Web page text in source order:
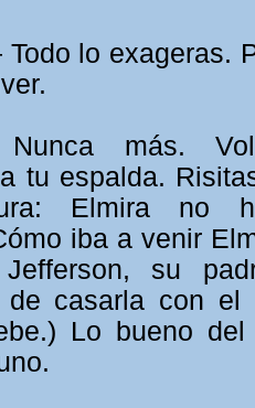
lo exageras.
Nunca más.
tu espalda.
Elmira no
iba a venir
su
de casarla con el
Lo bueno